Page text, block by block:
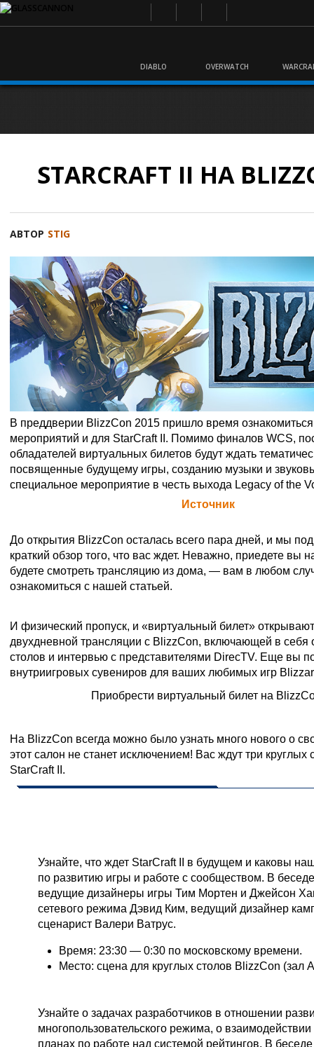
DIABLO OVERWATCH
STARCRAFT II НА
АВТОР STIG
В преддверии BlizzCon 2015 пришло время
мероприятий и для StarCraft II. Помимо финалов WCS,
обладателей виртуальных билетов будут ждать
посвященные будущему игры, созданию музыки и
специальное мероприятие в честь выхода Legacy of the
Источник
До открытия BlizzCon осталась всего пара дней, и мы
краткий обзор того, что вас ждет. Неважно, приедете вы
будете смотреть трансляцию из дома, — вам в любом
ознакомиться с нашей статьей.
И физический пропуск, и «виртуальный билет»
двухдневной трансляции с BlizzCon, включающей в себя
столов и интервью с представителями DirecTV. Еще вы
внутриигровых сувениров для ваших любимых игр
Приобрести виртуальный билет на
На BlizzCon всегда можно было узнать много нового о
этот салон не станет исключением! Вас ждут три
StarCraft II.
Узнайте, что ждет StarCraft II в будущем и каковы
по развитию игры и работе с сообществом. В
ведущие дизайнеры игры Тим Мортен и Джейсон
сетевого режима Дэвид Ким, ведущий дизайнер
сценарист Валери Ватрус.
Время: 23:30 — 0:30 по московскому времени.
Место: сцена для круглых столов BlizzCon (зал
Узнайте о задачах разработчиков в отношении
многопользовательского режима, о
планах по работе над системой рейтингов. В